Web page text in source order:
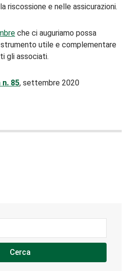
riscossione e nelle assicurazioni.
che ci auguriamo possa
utile e complementare
gli associati.
85, settembre 2020
Cerca